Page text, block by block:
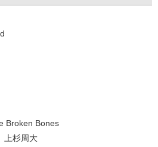
Broken Bones
上杉周大